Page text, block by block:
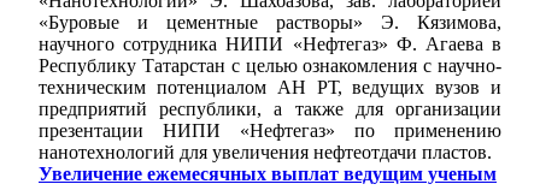
«Буровые и цементные растворы» Э. Кязимова,
научного сотрудника НИПИ «Нефтегаз» Ф. Агаева в
Республику Татарстан с целью ознакомления с научно-
техническим потенциалом АН РТ, ведущих вузов и
предприятий республики, а также для организации
презентации НИПИ «Нефтегаз» по применению
нанотехнологий для увеличения нефтеотдачи пластов.
Увеличение ежемесячных выплат ведущим ученым